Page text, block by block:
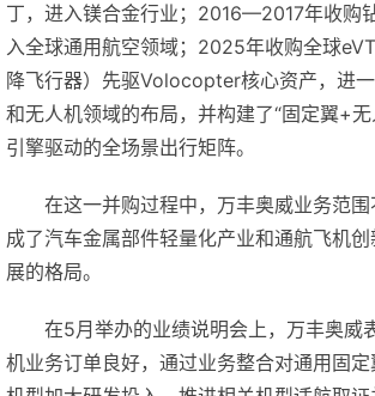
丁，进入镁合金行业；2016—2017年收购
入全球通用航空领域；2025年收购全球
降飞行器）先驱Volocopter核心资产，进
和无人机领域的布局，并构建了“固定翼+
引擎驱动的全场景出行矩阵。
在这一并购过程中，万丰奥威业务范
成了汽车金属部件轻量化产业和通航飞机
展的格局。
在5月举办的业绩说明会上，万丰奥威
机业务订单良好，通过业务整合对通用固